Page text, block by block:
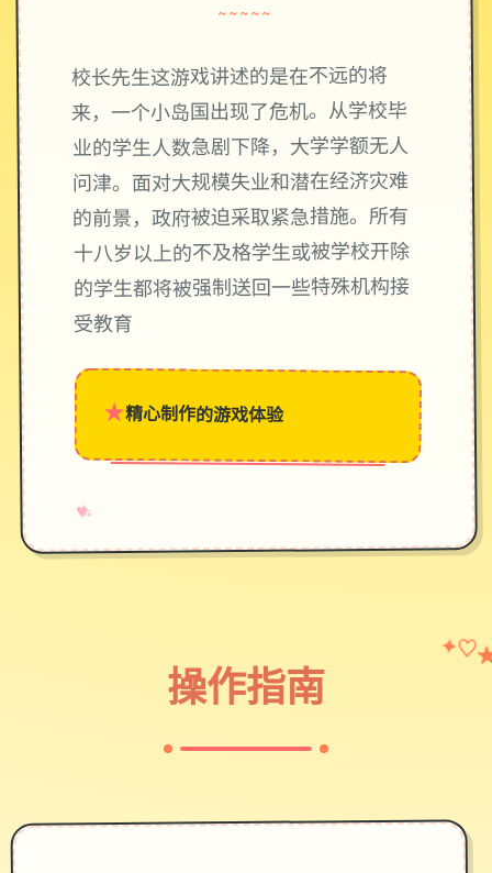
~~~~~
校长先生这游戏讲述的是在不远的将
来，一个小岛国出现了危机。从学校毕
业的学生人数急剧下降，大学学额无人
问津。面对大规模失业和潜在经济灾难
的前景，政府被迫采取紧急措施。所有
十八岁以上的不及格学生或被学校开除
的学生都将被强制送回一些特殊机构接
受教育
★精心制作的游戏体验
♥
✧
→
操作指南
✦ ♡